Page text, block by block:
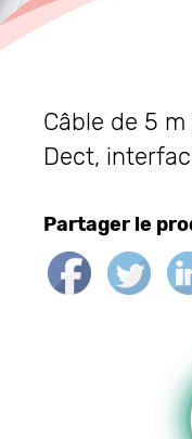
Câble de 5
Dect,
Partager le